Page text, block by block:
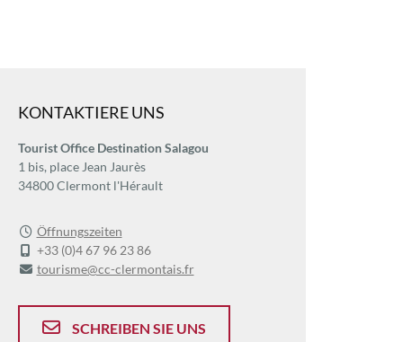
KONTAKTIERE UNS
Tourist Office Destination Salagou
1 bis, place Jean Jaurès
34800 Clermont l'Hérault
Öffnungszeiten
+33 (0)4 67 96 23 86
tourisme@cc-clermontais.fr
SCHREIBEN SIE UNS